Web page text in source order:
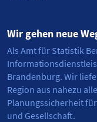
Wir gehen neue
Als Amt für Statistik
Brandenburg. Wir
Region aus nahezu
Planungssicherheit
und Gesellschaft.